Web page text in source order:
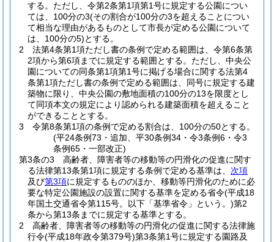
する。 ただし、令第2条第1項第1号に規定する公園につい
ては、100分の3(その割合が100分の3を超えることについ
て相当な理由があるものとして市長が定める公園について
は、100分の5)とする。
2
法第4条第1項ただし書の条例で定める範囲は、令第6条第
2項から第6項までに規定する範囲とする。 ただし、中央公
園についての同条第1項第1号に掲げる場合に関する法第4
条第1項ただし書の条例で定める範囲は、同号に規定する建
築物に限り、中央公園の敷地面積の100分の13を限度とし
て同項本文の規定により認められる建築面積を超えること
ができることとする。
3
令第8条第1項の条例で定める割合は、100分の50とする。
(平24条例73・追加、平30条例34・令3条例6・令3
条例65・一部改正)
第3条の3
高齢者、障害者等の移動等の円滑化の促進に関す
る法律第13条第1項に規定する条例で定める基準は、 次項
及び第3項に規定するもののほか、移動等円滑化のために必
要な特定公園施設の設置に関する基準を定める省令(平成18
年国土交通省令第115号。以下「基準省令」という。)第2
条から第13条までに規定する基準とする。
2
高齢者、障害者等の移動等の円滑化の促進に関する法律施
行令(平成18年政令第379号)第3条第1号に規定する園路及